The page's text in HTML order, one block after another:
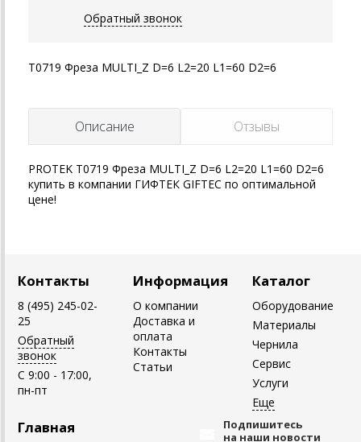
Обратный звонок
T0719 Фреза MULTI_Z D=6 L2=20 L1=60 D2=6
Описание Отзывы
PROTEK T0719 Фреза MULTI_Z D=6 L2=20 L1=60 D2=6
купить в компании ГИФТЕК GIFTEC по оптимальной
цене!
Контакты
8 (495) 245-02-
25
Обратный
звонок
C 9:00 - 17:00,
пн-пт
Информация
О компании
Доставка и
оплата
Контакты
Статьи
Каталог
Оборудование
Материалы
Чернила
Сервис
Услуги
Главная
Подпишитесь
на наши новости